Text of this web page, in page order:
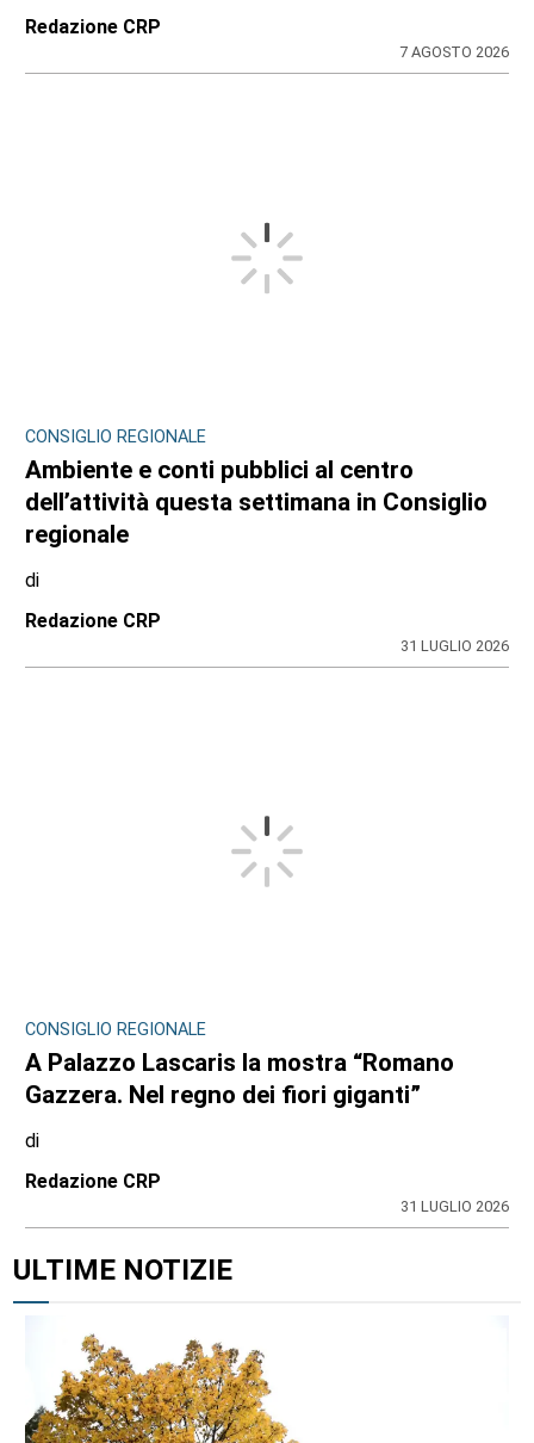
Redazione CRP
7 AGOSTO 2026
CONSIGLIO REGIONALE
Ambiente e conti pubblici al centro
dell’attività questa settimana in Consiglio
regionale
di
Redazione CRP
31 LUGLIO 2026
CONSIGLIO REGIONALE
A Palazzo Lascaris la mostra “Romano
Gazzera. Nel regno dei fiori giganti”
di
Redazione CRP
31 LUGLIO 2026
ULTIME NOTIZIE